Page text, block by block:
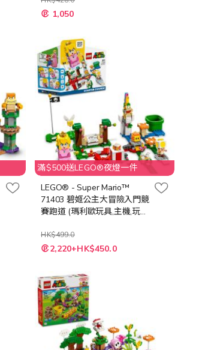
特
殊 1,050
滿$500送LEGO®夜燈一件
LEGO® - Super Mario™
71403 碧姬公主大冒險入門競
賽跑道 (瑪利歐玩具,主機,玩
HK$499.0
特
殊 2,220+HK$450.0